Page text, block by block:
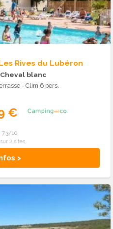
Rives du Lubéron
blanc
- Clim 6 pers.
€
>
7.3/10
2 sites